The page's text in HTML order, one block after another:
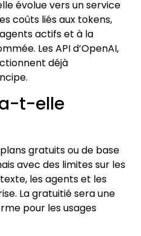
évolue vers un service
coûts liés aux tokens,
actifs et à la
Les API d’OpenAI,
déjà
t-elle
gratuits ou de base
avec des limites sur les
les agents et les
La gratuitié sera une
pour les usages